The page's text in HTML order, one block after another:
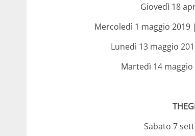
Giovedì 18
Mercoledì 1 maggio 2019
Lunedì 13 maggio
Martedì 14
Sabato 7